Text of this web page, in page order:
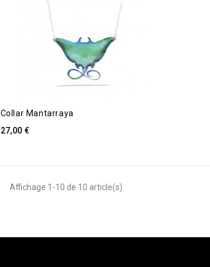
Collar Mantarraya
27,00 €
Affichage 1-10 de 10 article(s)